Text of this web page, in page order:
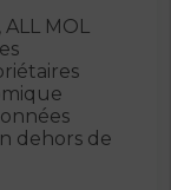
MOL
dehors de